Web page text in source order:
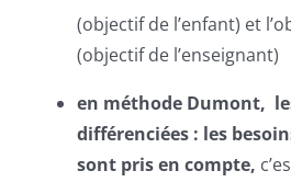
(objectif de l’enfant) et
(objectif de l’enseignant)
en méthode Dumont,
différenciées : les
sont pris en compte,